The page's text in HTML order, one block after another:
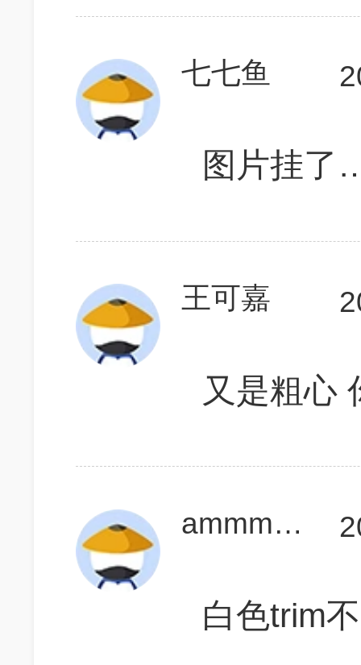
七七鱼
图片挂
王可嘉
又是粗心
ammmber1
白色trim